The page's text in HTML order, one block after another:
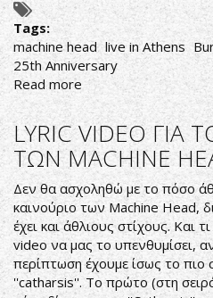
Tags:
machine head live in Athens
25th Anniversary
Read more about
Machine
Head
Live
In
Athens
Burn
My
Eyes
25th
Anniversary
LYRIC VIDEO ΓΙΑ
ΤΩΝ MACHINE
Δεν θα ασχοληθώ με το πόσο
καινούριο των Machine Head,
έχει και άθλιους στίχους. Και
video να μας το υπενθυμίσει,
περίπτωση έχουμε ίσως το
''catharsis''. Το πρώτο (στη